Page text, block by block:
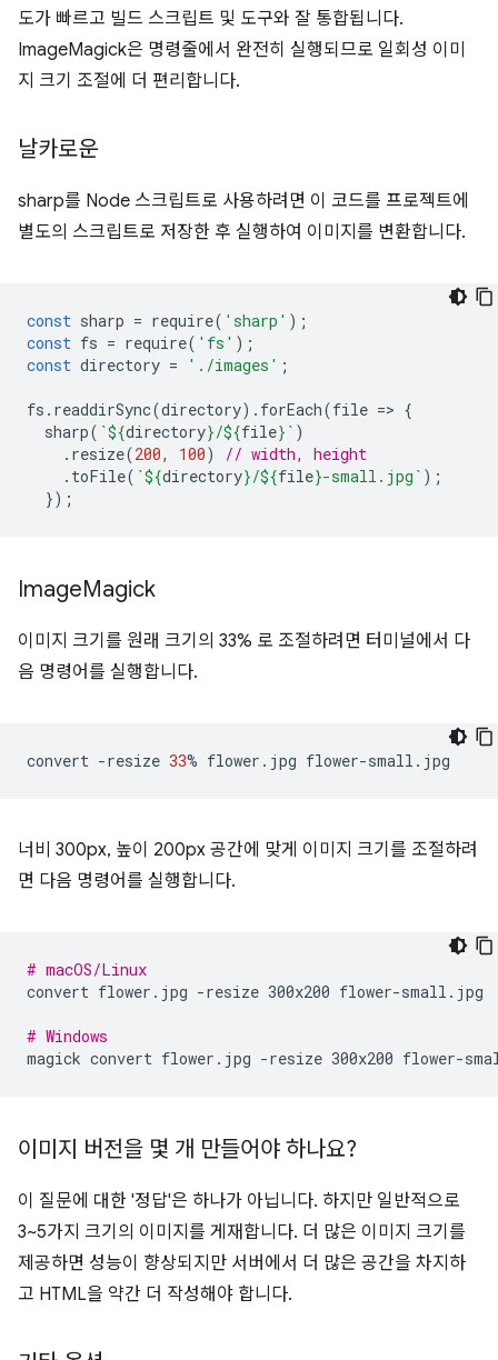
도가 빠르고 빌드 스크립트 및 도구와 잘 통합됩니다.
ImageMagick은 명령줄에서 완전히 실행되므로 일회성 이미
지 크기 조절에 더 편리합니다.
날카로운
sharp를 Node 스크립트로 사용하려면 이 코드를 프로젝트에
별도의 스크립트로 저장한 후 실행하여 이미지를 변환합니다.
const sharp = require( 'sharp' );
const fs = require( 'fs' );
const directory = './images' ;
fs . readdirSync(directory). forEach(file => {
sharp( `${directory}/${file} ` )
. resize(200, 100)
// width, height
. toFile( `${directory}/${file}-small.jpg` );
});
ImageMagick
이미지 크기를 원래 크기의 33% 로 조절하려면 터미널에서 다
음 명령어를 실행합니다.
convert -resize 33% flower.jpg
너비 300px, 높이 200px 공간에 맞게 이미지 크기를 조절하려
면 다음 명령어를 실행합니다.
# macOS/Linux
convert flower.jpg -resize 300x200 flower-small.jpg
# Windows
magick convert flower.jpg -resize 300x200
이미지 버전을 몇 개 만들어야 하나요?
이 질문에 대한 '정답'은 하나가 아닙니다. 하지만 일반적으로
3~5가지 크기의 이미지를 게재합니다. 더 많은 이미지 크기를
제공하면 성능이 향상되지만 서버에서 더 많은 공간을 차지하
고 HTML을 약간 더 작성해야 합니다.